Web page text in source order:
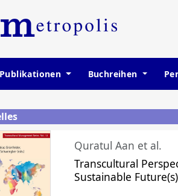
Publikationen Buchreihen
Quratul Aan et al.
Transcultural
Sustainable Future(s)